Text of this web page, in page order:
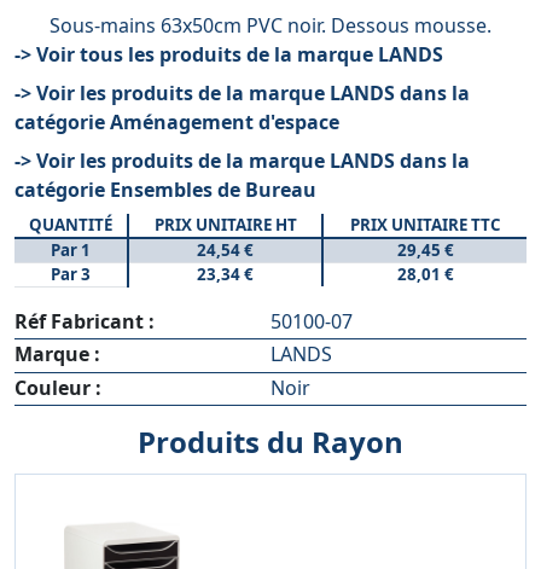
Sous-mains 63x50cm PVC noir. Dessous mousse.
-> Voir tous les produits de la marque LANDS
-> Voir les produits de la marque LANDS dans la
catégorie Aménagement d'espace
-> Voir les produits de la marque LANDS dans la
catégorie Ensembles de Bureau
QUANTITÉ PRIX UNITAIRE HT
PRIX UNITAIRE TTC
Par 1
24,54 €
29,45 €
Par 3
23,34 € 28,01 €
Réf Fabricant :
50100-07
Marque :
LANDS
Couleur :
Noir
Produits du Rayon